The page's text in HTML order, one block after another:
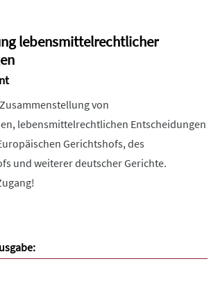
lebensmittelrechtlicher
von
lebensmittelrechtlichen Entscheidungen
Gerichtshofs, des
und weiterer deutscher Gerichte.